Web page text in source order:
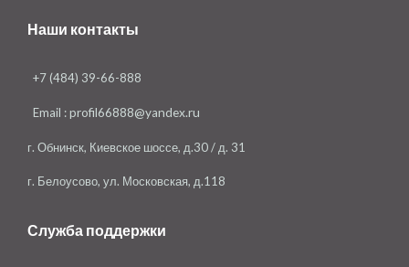
Наши контакты
+7 (484) 39-66-888
Email :profil66888@yandex.ru
г. Обнинск, Киевское шоссе, д.30 / д. 31
г. Белоусово, ул. Московская, д.118
Служба поддержки